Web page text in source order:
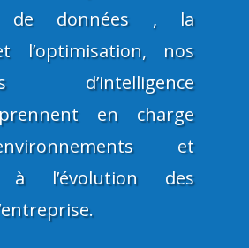
de données , la
l’optimisation, nos
d’intelligence
en charge
et
à l’évolution des